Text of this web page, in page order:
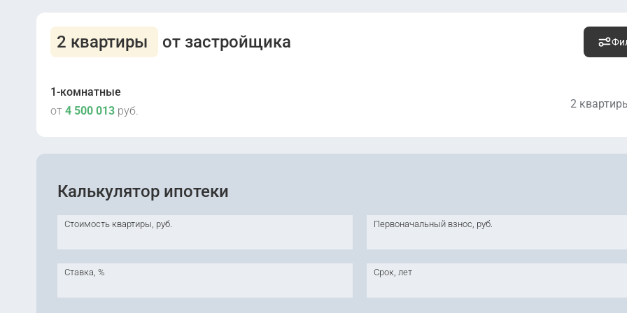
2 квартиры от застройщика
1-комнатные
от 4 500 013 руб.
2
Калькулятор ипотеки
Стоимость квартиры, руб. Первоначальный взнос, руб.
Ставка, % Срок, лет